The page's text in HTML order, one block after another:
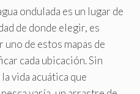
ondulada es un lugar de
de donde elegir, es
de estos mapas de
cada ubicación. Sin
vida acuática que